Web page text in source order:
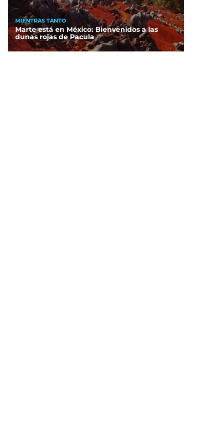
MIENTRAS TANTO
Marte está en México: Bienvenidos a las
dunas rojas de Pacula